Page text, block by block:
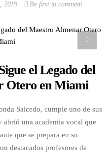
2019 Be first to comment
el Legado del
Otero en Miami
Salcedo, cumple uno de sus
abrió una academia vocal que
que se prepara en su
destacados profesores de